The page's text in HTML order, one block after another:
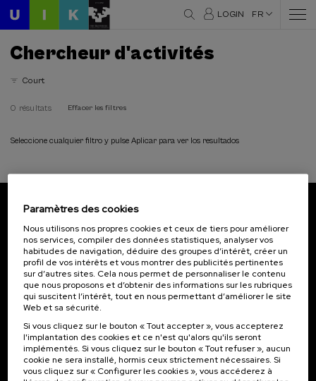
LOGIN FR
Chercheur d'activités
Court
0 résultats Effacer les filtres
Seleccione cualquier filtro y pulse Aplicar para ver los resultados
Inscrivez-vous pour être le premier à recevoir les
actualités de l'UIK.
S'abonner
Contact
Palacio Miramar
Paseo de Miraconcha, 48
20007 Donostia / San Sebastián
Intéressant...
Activités précédentes
Paramètres des cookies
Nous utilisons nos propres cookies et ceux de tiers pour améliorer
nos services, compiler des données statistiques, analyser vos
habitudes de navigation, déduire des groupes d’intérêt, créer un
profil de vos intérêts et vous montrer des publicités pertinentes
sur d’autres sites. Cela nous permet de personnaliser le contenu
que nous proposons et d’obtenir des informations sur les rubriques
qui suscitent l’intérêt, tout en nous permettant d’améliorer le site
Web et sa sécurité.
Si vous cliquez sur le bouton « Tout accepter », vous accepterez
l'implantation des cookies et ce n'est qu'alors qu'ils seront
implémentés. Si vous cliquez sur le bouton « Tout refuser », aucun
cookie ne sera installé, hormis ceux strictement nécessaires. Si
vous cliquez sur « Configurer les cookies », vous accéderez à